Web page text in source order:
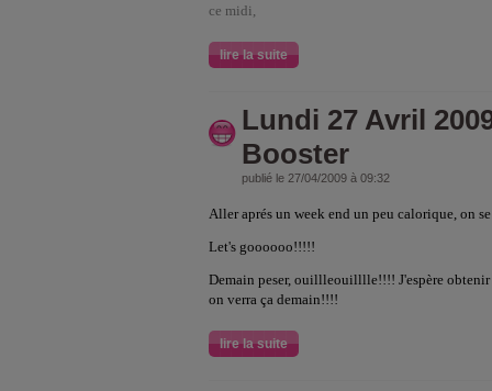
ce midi,
lire la suite
Lundi 27 Avril
Booster
publié le 27/04/2009 à 09:32
Aller aprés un week end un peu calorique, on
Let's goooooo!!!!!
Demain peser, ouillleouilllle!!!! J'espère obtenir
on verra ça demain!!!!
lire la suite